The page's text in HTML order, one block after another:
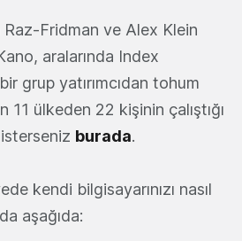
Fridman ve Alex Klein
aralarında Index
grup yatırımcıdan tohum
11 ülkeden 22 kişinin çalıştığı
burada.
kendi bilgisayarınızı nasıl
aşağıda: